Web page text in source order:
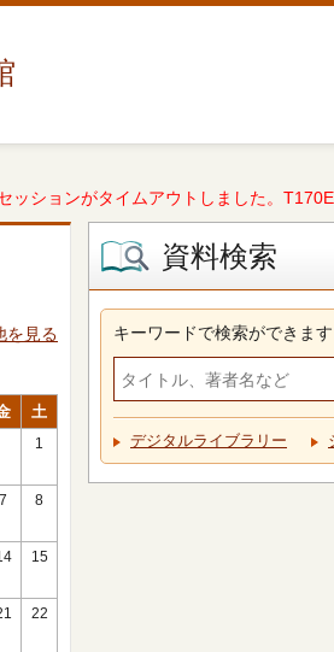
ッションがタイムアウトしました。
を見る
土
1
7 8
15
22
資料検索
キーワードで検索ができます
デジタルライブラリー